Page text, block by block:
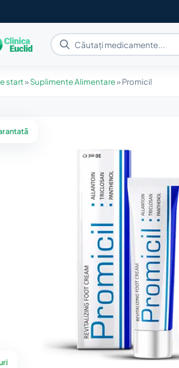
start»Suplimente Alimentare»Promicil